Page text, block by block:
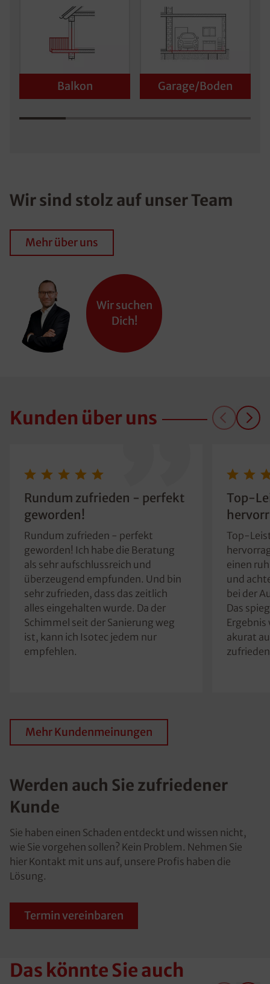
Balkon Garage/Boden
Wir sind stolz auf unser Team
Mehr über uns
Wir suchen
Dich!
Kunden über uns
Rundum zufrieden - perfekt
geworden!
Rundum zufrieden - perfekt
geworden! Ich habe die Beratung
als sehr aufschlussreich und
überzeugend empfunden. Und bin
sehr zufrieden, dass das zeitlich
alles eingehalten wurde. Da der
Schimmel seit der Sanierung weg
ist, kann ich Isotec jedem nur
empfehlen.
Top-
Top-
einen
und
bei der
Das
Ergebnis
akurat
Mehr Kundenmeinungen
Werden auch Sie zufriedener
Kunde
Sie haben einen Schaden entdeckt und wissen nicht,
wie Sie vorgehen sollen? Kein Problem. Nehmen Sie
hier Kontakt mit uns auf, unsere Profis haben die
Lösung.
Termin vereinbaren
Das könnte Sie auch